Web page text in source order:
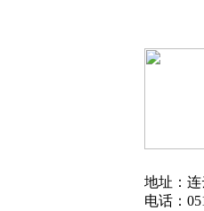
地址：
电话：